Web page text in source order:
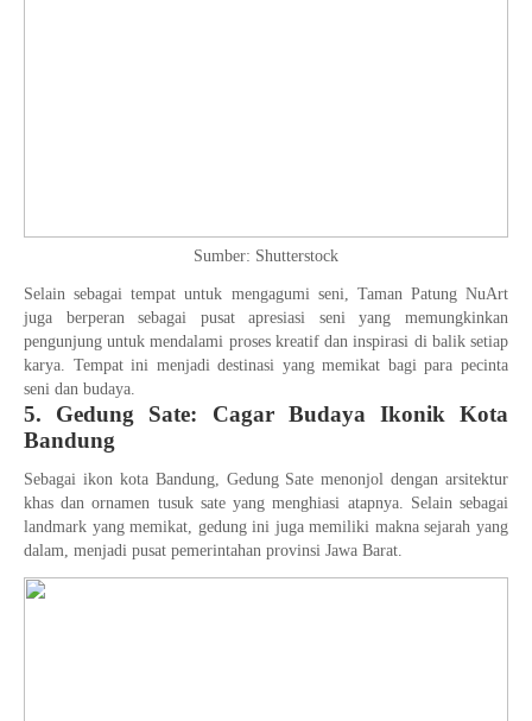
Sumber: Shutterstock
Selain sebagai tempat untuk mengagumi seni, Taman Patung NuArt
juga berperan sebagai pusat apresiasi seni yang memungkinkan
pengunjung untuk mendalami proses kreatif dan inspirasi di balik setiap
karya. Tempat ini menjadi destinasi yang memikat bagi para pecinta
seni dan budaya.
5. Gedung Sate: Cagar Budaya Ikonik Kota
Bandung
Sebagai ikon kota Bandung, Gedung Sate menonjol dengan arsitektur
khas dan ornamen tusuk sate yang menghiasi atapnya. Selain sebagai
landmark yang memikat, gedung ini juga memiliki makna sejarah yang
dalam, menjadi pusat pemerintahan provinsi Jawa Barat.